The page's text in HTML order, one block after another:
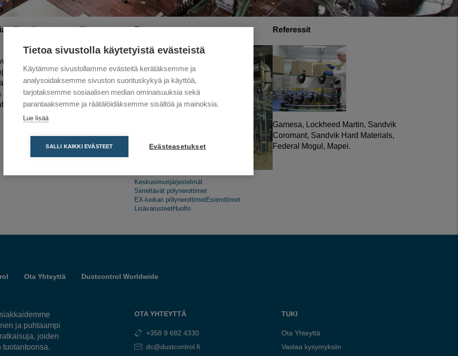
siivoukseen, vaarallisten
ajan imujärjestelmiä, kuten
sekä
tehokasta materiaalin siirtoa,
siirreltävillä järjestelmillä.
siirtoon monella
Tuotteet
Keskusimurijärjestelmät
Siirreltävät pölynerottimet
EX-luokan pölynerottimetEsierottimet
LisävarusteetHuolto
Referessit
Gamesa, Lockheed Martin, Sandvik
Coromant, Sandvik Hard Materials,
Federal Mogul, Mapei.
Ota Yhteyttä Dustcontrol Worldwide
ja puhtaampi
joiden
tuotantoonsa.
OTA YHTEYTTÄ
+358 9 682 4330
dc@dustcontrol.fi
TUKI
Ota Yhteyttä
Vastaa kysymyksiin
Tietoa sivustolla käytetyistä evästeistä
Käytämme sivustollamme evästeitä kerätäksemme ja
analysoidaksemme sivuston suorituskykyä ja käyttöä,
tarjotaksemme sosiaalisen median ominaisuuksia sekä
parantaaksemme ja räätälöidäksemme sisältöä ja mainoksia.
Lue lisää
SALLI KAIKKI EVÄSTEET Evästeasetukset